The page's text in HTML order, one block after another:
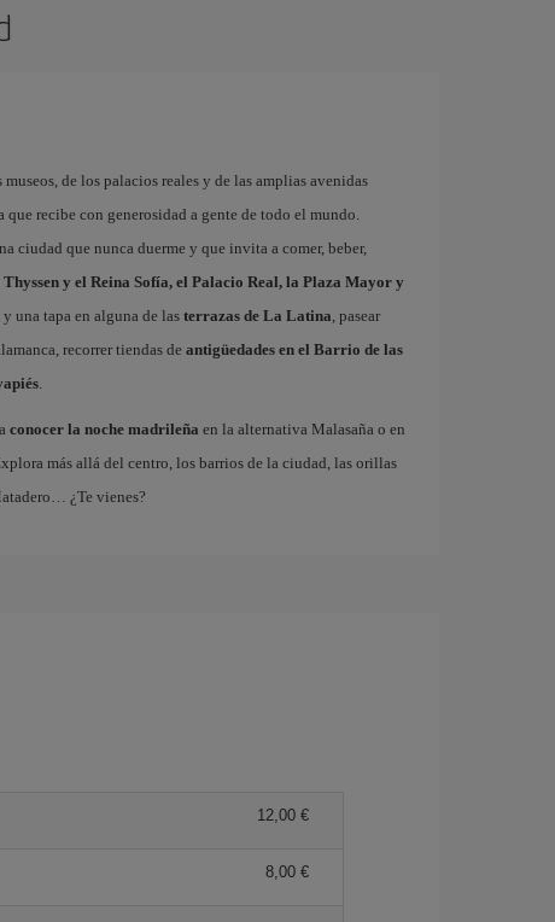
de los palacios reales y de las amplias avenidas
recibe con generosidad a gente de todo el mundo.
ciudad que nunca duerme y que invita a comer, beber,
y el Reina Sofía, el Palacio Real, la Plaza Mayor y
una tapa en alguna de lasterrazas de La Latina, pasear
recorrer tiendas de antigüedades en el Barrio de las
.
conocer la noche madrileña en la alternativa Malasaña o en
más allá del centro, los barrios de la ciudad, las orillas
¿Te vienes?
12,00 €
8,00 €